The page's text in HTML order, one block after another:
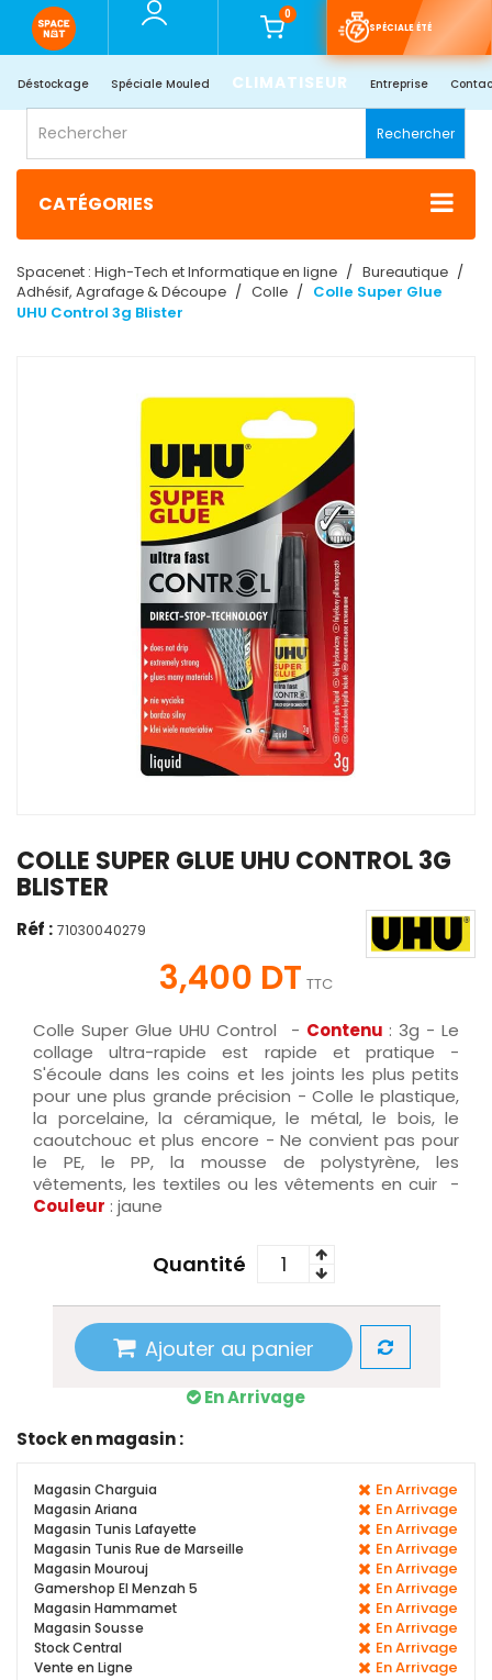
0
SPÉCIALE ÉTÉ
Déstockage Spéciale Mouled CLIMATISEUR Entreprise
Rechercher
CATÉGORIES
Spacenet : High-Tech et Informatique en ligne
Bureautique
Adhésif, Agrafage & Découpe
Colle
Colle Super Glue
UHU Control 3g Blister
COLLE SUPER GLUE UHU CONTROL 3G
BLISTER
Réf : 71030040279
3,400 DT TTC
Colle Super Glue UHU Control - Contenu : 3g - Le
collage ultra-rapide est rapide et pratique -
S'écoule dans les coins et les joints les plus petits
pour une plus grande précision - Colle le plastique,
la porcelaine, la céramique, le métal, le bois, le
caoutchouc et plus encore - Ne convient pas pour
le PE, le PP, la mousse de polystyrène, les
vêtements, les textiles ou les vêtements en cuir -
Couleur : jaune
Quantité
Ajouter au panier
En Arrivage
Stock en magasin :
Magasin Charguia En Arrivage
Magasin Ariana En Arrivage
Magasin Tunis Lafayette En Arrivage
Magasin Tunis Rue de Marseille En Arrivage
Magasin Mourouj En Arrivage
Gamershop El Menzah 5 En Arrivage
Magasin Hammamet En Arrivage
Magasin Sousse En Arrivage
Stock Central En Arrivage
Vente en Ligne En Arrivage